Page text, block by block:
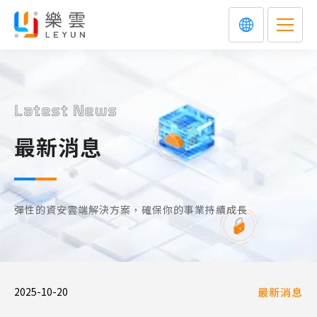
Latest News
最新消息
彈性的資安雲端解決方案，確保你的事業持續成長
2025-10-20 最新消息